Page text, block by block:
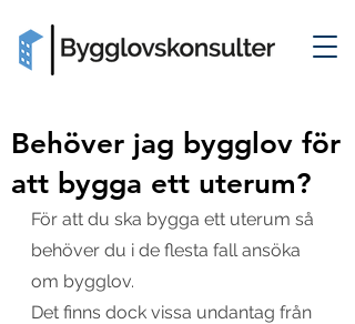
Behöver jag bygglov för
att bygga ett uterum?
För att du ska bygga ett uterum så
behöver du i de flesta fall ansöka
om bygglov.
Det finns dock vissa undantag från